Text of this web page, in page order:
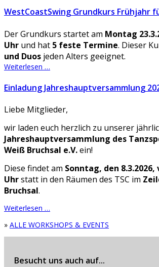
WestCoastSwing Grundkurs Frühjahr
Der Grundkurs startet am Montag
Uhr und hat 5 feste Termine. Dieser
und Duos jeden Alters geeignet.
Weiterlesen …
Einladung Jahreshauptversammlung
Liebe Mitglieder,
wir laden euch herzlich zu unserer
Jahreshauptversammlung des
Weiß Bruchsal e.V.ein!
Diese findet am Sonntag, den 8.3.2026,
Uhrstatt in den Räumen des TSC im
Bruchsal.
Weiterlesen …
» ALLE WORKSHOPS & EVENTS
Besucht uns auch auf...